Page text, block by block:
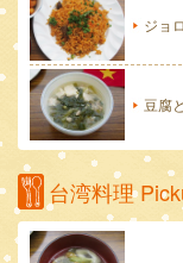
ジョ
豆腐
台湾料理